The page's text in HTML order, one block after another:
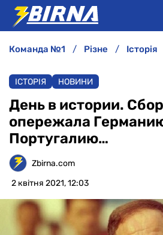
АНАЛІТИКА
ІНТЕРВ'Ю
РІЗНЕ
команда №1 різне історія
ІСТОРІЯ НОВИНИ
День в истории.
опережала
Португалию…
Zbirna.com
2 квітня 2021, 12:03